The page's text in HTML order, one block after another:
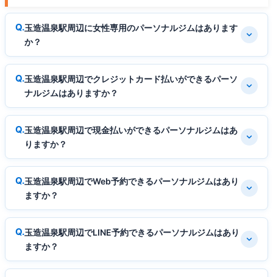
玉造温泉駅周辺に女性専用のパーソナルジムはあります
か？
玉造温泉駅周辺でクレジットカード払いができるパーソ
ナルジムはありますか？
玉造温泉駅周辺で現金払いができるパーソナルジムはあ
りますか？
玉造温泉駅周辺でWeb予約できるパーソナルジムはあり
ますか？
玉造温泉駅周辺でLINE予約できるパーソナルジムはあり
ますか？